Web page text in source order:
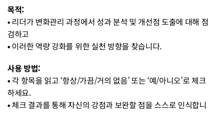
목적:
• 리더가 변화관리 과정에서 성과 분석 및 개선점 도출에 대해 점
검하고
• 이러한 역량 강화를 위한 실천 방향을 찾습니다.
사용 방법:
• 각 항목을 읽고 ‘항상/가끔/거의 없음’ 또는 ‘예/아니오’로 체크
하세요.
• 체크 결과를 통해 자신의 강점과 보완할 점을 스스로 인식합니